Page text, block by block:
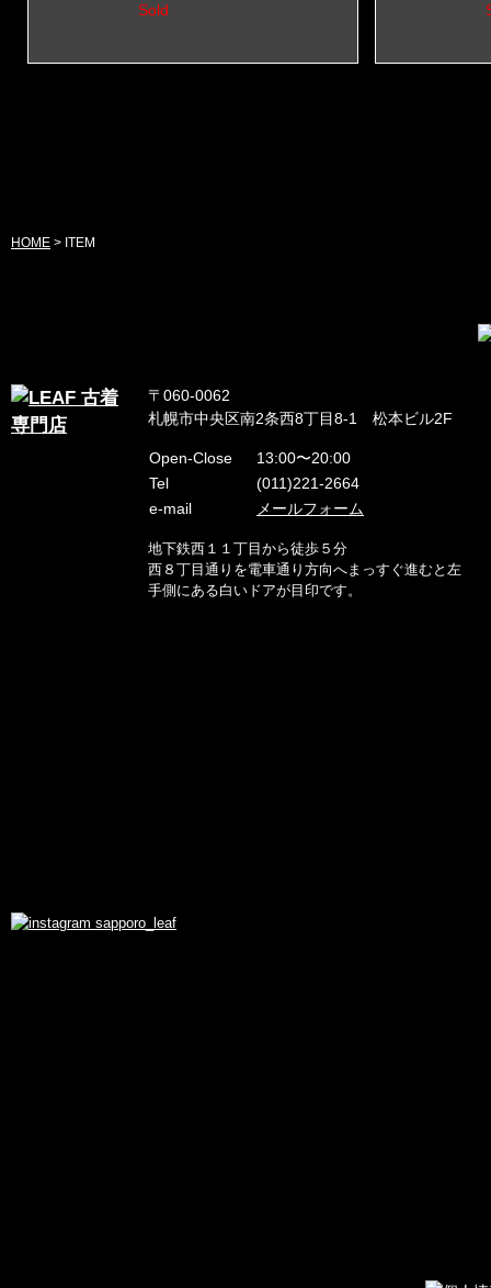
Sold
HOME > ITEM
〒060-0062
札幌市中央区南2条西8丁目8-1 松本ビル2F
Open-Close
13:00〜20:00
Tel
(011)221-2664
e-mail
メールフォーム
地下鉄西１１丁目から徒歩５分
西８丁目通りを電車通り方向へまっすぐ進むと左
手側にある白いドアが目印です。